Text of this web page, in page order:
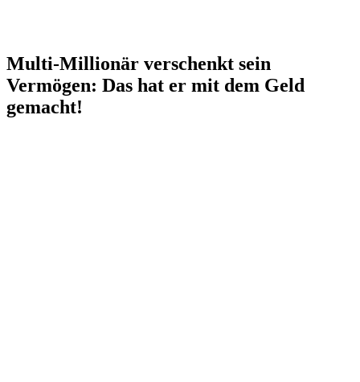
Multi-Millionär verschenkt sein
Vermögen: Das hat er mit dem Geld
gemacht!